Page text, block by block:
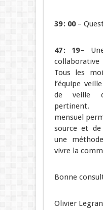
39 : 00–
47 : 19–
collaborative
Tous les
l’équipe
de veille
pertinent.
mensuel
source et
une
vivre la
Bonne
Olivier